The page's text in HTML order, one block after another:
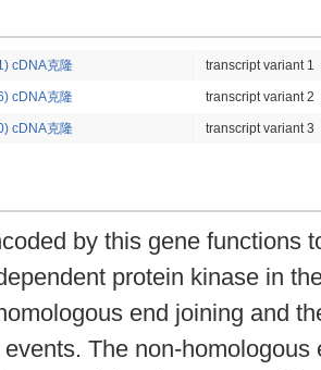
cDNA克隆 transcript variant 1
cDNA克隆 transcript variant 2
cDNA克隆 transcript variant 3
by this gene functions
protein kinase in
end joining and
The non-